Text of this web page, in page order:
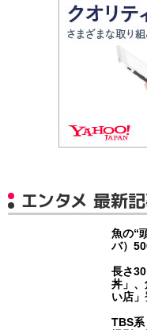
エンタメ 最新
魚の“
バ）
長さ
丼」
い店
TBS